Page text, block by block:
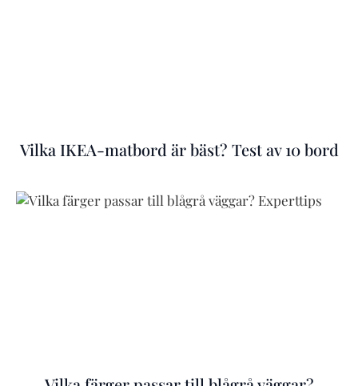
Vilka IKEA-matbord är bäst? Test av 10 bord